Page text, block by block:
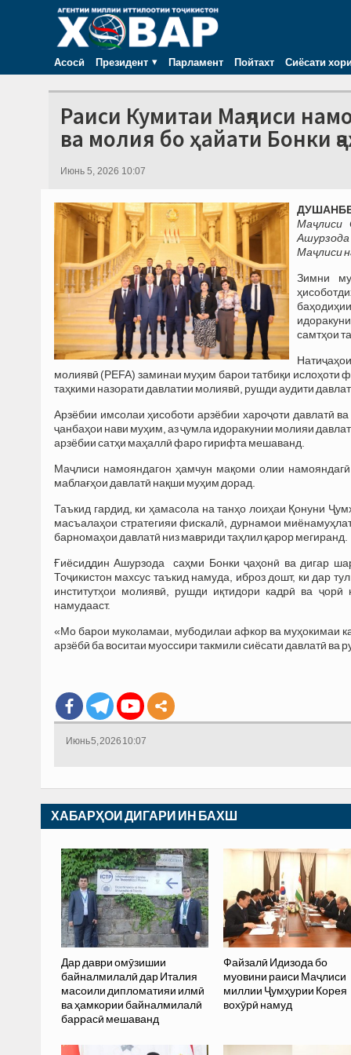
Асосӣ Президент Парламент Пойтахт Сиёсати
Раиси Кумитаи Маҷлиси
ва молия бо ҳайати Бонки
Июнь 5, 2026 10:07
Маҷлиси
Ашурзода
Маҷлиси
Зимни
самтҳои
молиявӣ (PEFA) заминаи муҳим барои татбиқи ислоҳоти
таҳкими назорати давлатии молиявӣ, рушди аудити
Арзёбии имсолаи ҳисоботи арзёбии хароҷоти давлатӣ
ҷанбаҳои нави муҳим, аз ҷумла идоракунии молияи
арзёбии сатҳи маҳаллӣ фаро гирифта мешаванд.
Маҷлиси намояндагон ҳамчун мақоми олии
маблағҳои давлатӣ нақши муҳим дорад.
Таъкид гардид, ки ҳамасола на танҳо лоиҳаи Қонуни
масъалаҳои стратегияи фискалӣ, дурнамои
барномаҳои давлатӣ низ мавриди таҳлил қарор мегиранд.
Ғиёсиддин Ашурзода саҳми Бонки ҷаҳонӣ ва дигар
Тоҷикистон махсус таъкид намуда, иброз дошт, ки дар
институтҳои молиявӣ, рушди иқтидори кадрӣ ва
намудааст.
«Мо барои муколамаи, мубодилаи афкор ва муҳокимаи
арзёбӣ ба воситаи муоссири такмили сиёсати давлатӣ ва
Июнь 5, 2026 10:07
ХАБАРҲОИ ДИГАРИ ИН БАХШ
Дар даври омӯзишии
байналмилалӣ дар Италия
масоили дипломатияи илмӣ
ва ҳамкории байналмилалӣ
баррасӣ мешаванд
Файзалӣ Идизода бо
муовини раиси Маҷлиси
миллии Ҷумҳурии Корея
вохӯрӣ намуд